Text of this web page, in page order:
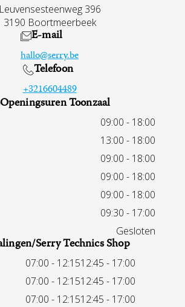
Leuvensesteenweg 396
3190 Boortmeerbeek
E-mail
hallo@serry.be
Telefoon
+3216604489
Openingsuren Toonzaal
09:00 - 18:00
13:00 - 18:00
09:00 - 18:00
09:00 - 18:00
09:00 - 18:00
09:30 - 17:00
Gesloten
Serry Technics Shop
07:00 - 12:1512:45 - 17:00
07:00 - 12:1512:45 - 17:00
07:00 - 12:1512:45 - 17:00